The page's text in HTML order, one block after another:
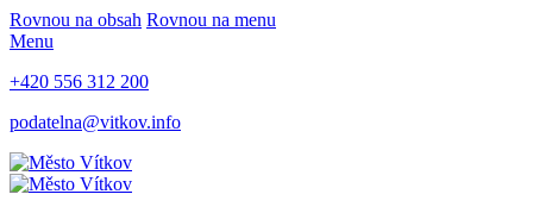
Rovnou na obsah Rovnou na menu
Menu
+420 556 312 200
podatelna@vitkov.info